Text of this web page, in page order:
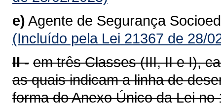
e) Agente de Segurança
(Incluído pela Lei 21367 de 28/
II - em três Classes (III, II e I),
as quais indicam a linha de
forma do Anexo Único da Lei